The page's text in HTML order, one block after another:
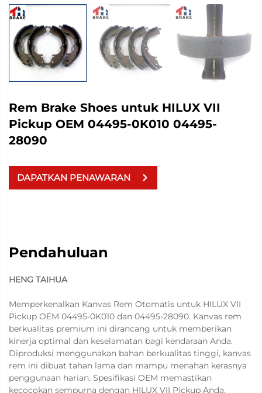
Rem Brake Shoes untuk HILUX VII
Pickup OEM 04495-0K010 04495-
28090
DAPATKAN PENAWARAN
Pendahuluan
HENG TAIHUA
Memperkenalkan Kanvas Rem Otomatis untuk HILUX VII
Pickup OEM 04495-0K010 dan 04495-28090. Kanvas rem
berkualitas premium ini dirancang untuk memberikan
kinerja optimal dan keselamatan bagi kendaraan Anda.
Diproduksi menggunakan bahan berkualitas tinggi, kanvas
rem ini dibuat tahan lama dan mampu menahan kerasnya
penggunaan harian. Spesifikasi OEM memastikan
kecocokan sempurna dengan HILUX VII Pickup Anda,